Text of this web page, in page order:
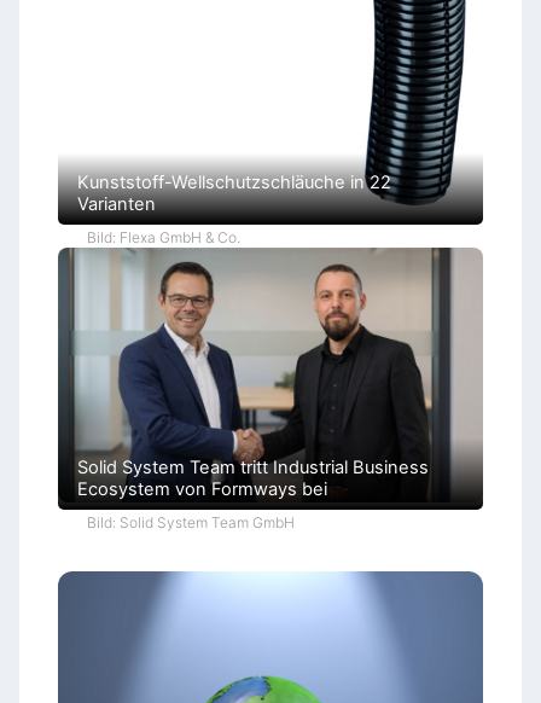
Kunststoff-Wellschutzschläuche in 22
Varianten
Bild: Flexa GmbH & Co.
Solid System Team tritt Industrial Business
Ecosystem von Formways bei
Bild: Solid System Team GmbH